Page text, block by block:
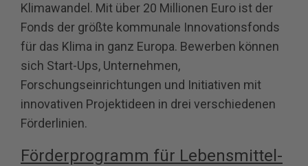
Klimawandel. Mit über 20 Millionen Euro ist der
Fonds der größte kommunale Innovationsfonds
für das Klima in ganz Europa. Bewerben können
sich Start-Ups, Unternehmen,
Forschungseinrichtungen und Initiativen mit
innovativen Projektideen in drei verschiedenen
Förderlinien.
Förderprogramm für Lebensmittel-